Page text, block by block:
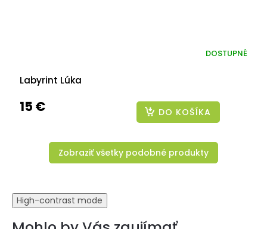
Labyrint Lúka
DOSTUPNÉ
15 € DO KOŠÍKA
Zobraziť všetky podobné produkty
High-contrast mode